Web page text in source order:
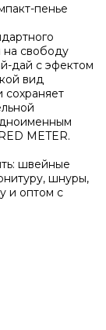
пенье
на свободу
дай с эфектом
вид
сохраняет
METER.
швейные
шнуры,
и оптом с